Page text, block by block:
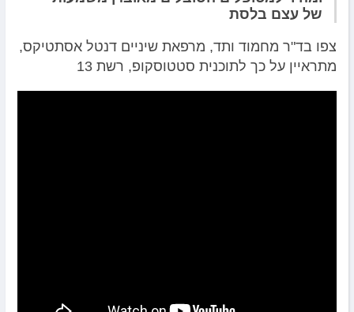
של עצם בלסת
צפו בד"ר מחמוד ותד, מרפאת שיניים דנטל אסתטיקס,
מתראיין על כך לתוכנית סטטוסקופ, רשת 13